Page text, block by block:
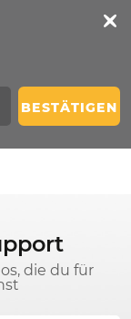
BESTÄTIGEN
die du für